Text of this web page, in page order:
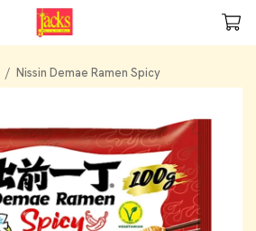
/ Nissin Demae Ramen Spicy